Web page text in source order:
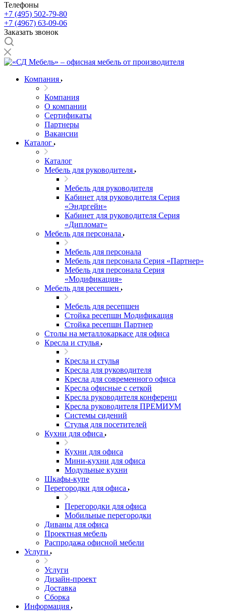
Телефоны
+7 (495) 502-79-80
+7 (4967) 63-09-06
Заказать звонок
Компания
Компания
О компании
Сертификаты
Партнеры
Вакансии
Каталог
Каталог
Мебель для руководителя
Мебель для руководителя
Кабинет для руководителя Серия
«Эндргейн»
Кабинет для руководителя Серия
«Дипломат»
Мебель для персонала
Мебель для персонала
Мебель для персонала Серия «Партнер»
Мебель для персонала Серия
«Модификация»
Мебель для ресепшен
Мебель для ресепшен
Стойка ресепшн Модификация
Стойка ресепшн Партнер
Столы на металлокаркасе для офиса
Кресла и стулья
Кресла и стулья
Кресла для руководителя
Кресла для современного офиса
Кресла офисные с сеткой
Кресла руководителя конференц
Кресла руководителя ПРЕМИУМ
Системы сидений
Стулья для посетителей
Кухни для офиса
Кухни для офиса
Мини-кухни для офиса
Модульные кухни
Шкафы-купе
Перегородки для офиса
Перегородки для офиса
Мобильные перегородки
Диваны для офиса
Проектная мебель
Распродажа офисной мебели
Услуги
Услуги
Дизайн-проект
Доставка
Сборка
Информация